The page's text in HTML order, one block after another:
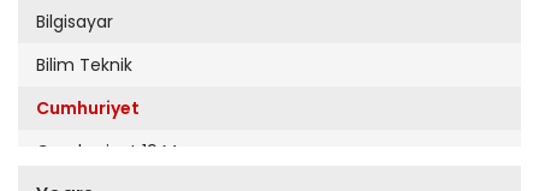
Bilgisayar
Bilim Teknik
Cumhuriyet
Cumhuriyet 19 Mayıs